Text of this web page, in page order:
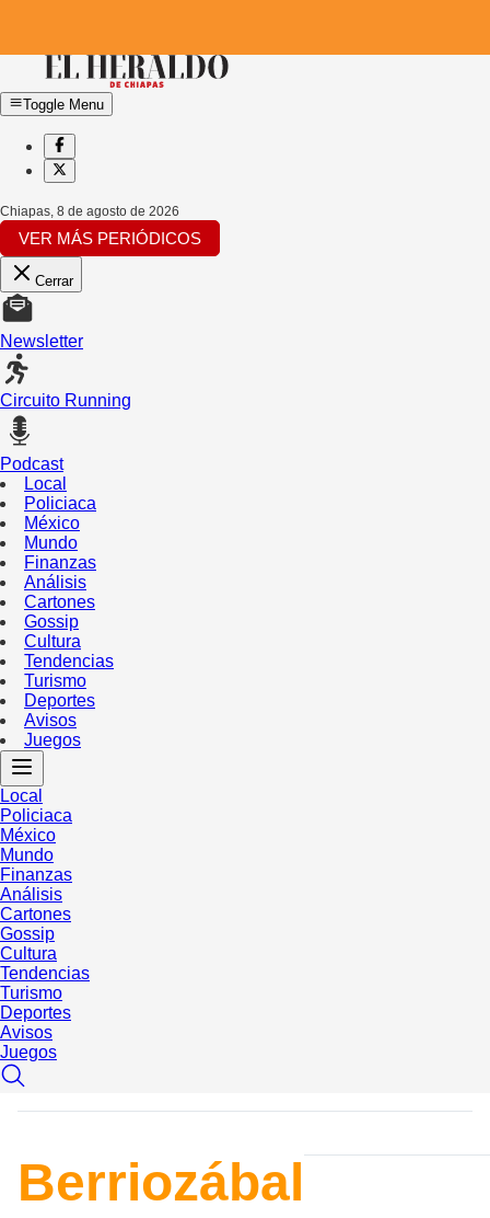
Toggle Menu
Chiapas, 8 de agosto de 2026
VER MÁS PERIÓDICOS
Cerrar
Newsletter
Circuito Running
Podcast
Local
Policiaca
México
Mundo
Finanzas
Análisis
Cartones
Gossip
Cultura
Tendencias
Turismo
Deportes
Avisos
Juegos
Local
Policiaca
México
Mundo
Finanzas
Análisis
Cartones
Gossip
Cultura
Tendencias
Turismo
Deportes
Avisos
Juegos
Berriozábal